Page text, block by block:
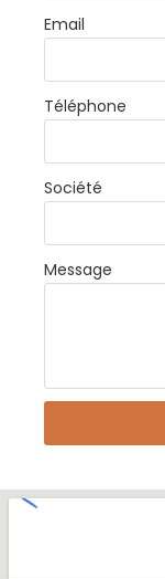
Email
Téléphone
Société
Message